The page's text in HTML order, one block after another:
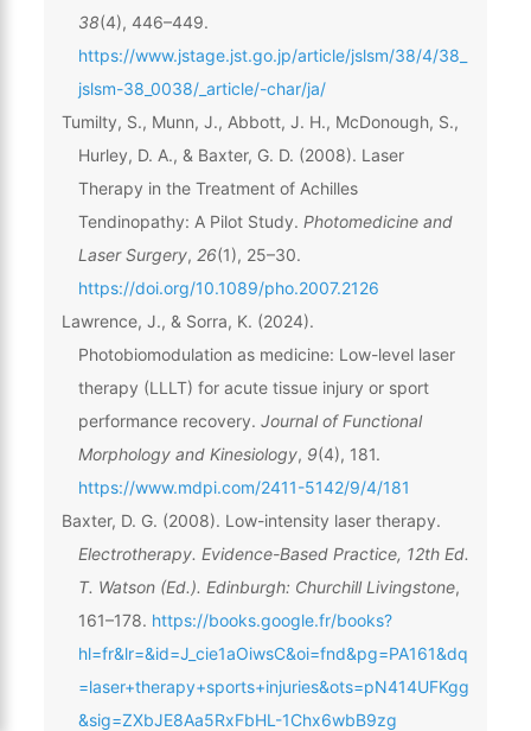
38(4), 446–449.
https://www.jstage.jst.go.jp/article/jslsm/38/4/38_
jslsm-38_0038/_article/-char/ja/
Tumilty, S., Munn, J., Abbott, J. H., McDonough, S.,
Hurley, D. A., & Baxter, G. D. (2008). Laser
Therapy in the Treatment of Achilles
Tendinopathy: A Pilot Study. Photomedicine and
Laser Surgery, 26(1), 25–30.
https://doi.org/10.1089/pho.2007.2126
Lawrence, J., & Sorra, K. (2024).
Photobiomodulation as medicine: Low-level laser
therapy (LLLT) for acute tissue injury or sport
performance recovery. Journal of Functional
Morphology and Kinesiology, 9(4), 181.
https://www.mdpi.com/2411-5142/9/4/181
Baxter, D. G. (2008). Low-intensity laser therapy.
Electrotherapy. Evidence-Based Practice, 12th Ed.
T. Watson (Ed.). Edinburgh: Churchill Livingstone,
161–178. https://books.google.fr/books?
hl=fr&lr=&id=J_cie1aOiwsC&oi=fnd&pg=PA161&dq
=laser+therapy+sports+injuries&ots=pN414UFKgg
&sig=ZXbJE8Aa5RxFbHL-1Chx6wbB9zg